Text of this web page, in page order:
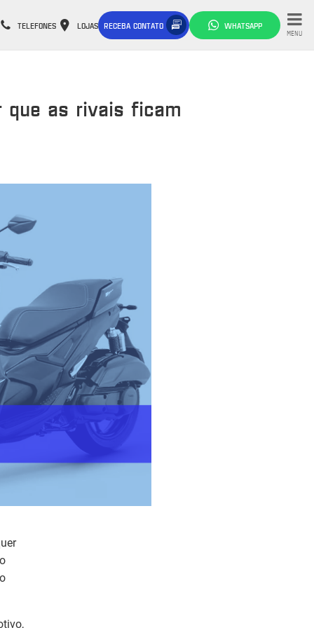
TELEFONES LOJAS RECEBA CONTATO WHATSAPP
MENU
que as rivais ficam